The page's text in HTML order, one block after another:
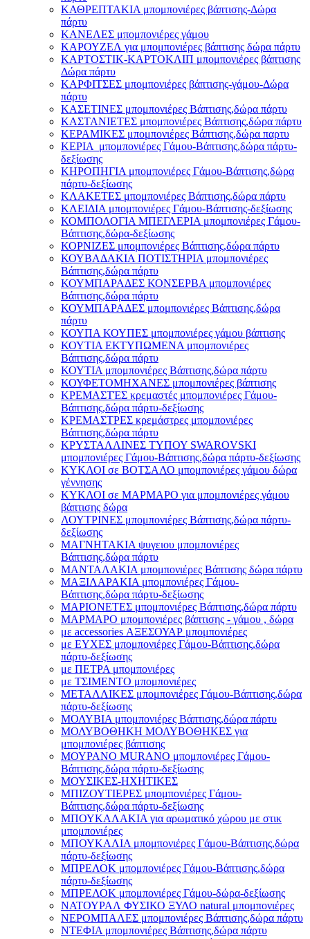
ΚΑΘΡΕΠΤΑΚΙΑ μπομπονιέρες βάπτισης-Δώρα
πάρτυ
ΚΑΝΕΛΕΣ μπομπονιέρες γάμου
ΚΑΡΟΥΖΕΛ για μπομπονιέρες βάπτισης δώρα πάρτυ
ΚΑΡΤΟΣΤΙΚ-ΚΑΡΤΟΚΛΙΠ μπομπονιέρες βάπτισης
Δώρα πάρτυ
ΚΑΡΦΙΤΣΕΣ μπομπονιέρες βάπτισης-γάμου-Δώρα
πάρτυ
ΚΑΣΕΤΙΝΕΣ μπομπονιέρες Βάπτισης,δώρα πάρτυ
ΚΑΣΤΑΝΙΕΤΕΣ μπομπονιέρες Βάπτισης,δώρα πάρτυ
ΚΕΡΑΜΙΚΕΣ μπομπονιέρες Βάπτισης,δώρα παρτυ
ΚΕΡΙΑ μπομπονιέρες Γάμου-Βάπτισης,δώρα πάρτυ-
δεξίωσης
ΚΗΡΟΠΗΓΙΑ μπομπονιέρες Γάμου-Βάπτισης,δώρα
πάρτυ-δεξίωσης
ΚΛΑΚΕΤΕΣ μπομπονιέρες Βάπτισης,δώρα πάρτυ
ΚΛΕΙΔΙΑ μπομπονιέρες Γάμου-Βάπτισης-δεξίωσης
ΚΟΜΠΟΛΟΓΙΑ ΜΠΕΓΛΕΡΙΑ μπομπονιέρες Γάμου-
Βάπτισης,δώρα-δεξίωσης
ΚΟΡΝΙΖΕΣ μπομπονιέρες Βάπτισης,δώρα πάρτυ
ΚΟΥΒΑΔΑΚΙΑ ΠΟΤΙΣΤΗΡΙΑ μπομπονιέρες
Βάπτισης,δώρα πάρτυ
ΚΟΥΜΠΑΡΑΔΕΣ ΚΟΝΣΕΡΒΑ μπομπονιέρες
Βάπτισης,δώρα πάρτυ
ΚΟΥΜΠΑΡΑΔΕΣ μπομπονιέρες Βάπτισης,δώρα
πάρτυ
ΚΟΥΠΑ ΚΟΥΠΕΣ μπομπονιέρες γάμου βάπτισης
ΚΟΥΤΙΑ ΕΚΤΥΠΩΜΕΝΑ μπομπονιέρες
Βάπτισης,δώρα πάρτυ
ΚΟΥΤΙΑ μπομπονιέρες Βάπτισης,δώρα πάρτυ
ΚΟΥΦΕΤΟΜΗΧΑΝΕΣ μπομπονιέρες βάπτισης
ΚΡΕΜΑΣΤΈΣ κρεμαστές μπομπονιέρες Γάμου-
Βάπτισης,δώρα πάρτυ-δεξίωσης
ΚΡΕΜΑΣΤΡΕΣ κρεμάστρες μπομπονιέρες
Βάπτισης,δώρα πάρτυ
ΚΡΥΣΤΑΛΛΙΝΕΣ ΤΥΠΟΥ SWAROVSKI
μπομπονιέρες Γάμου-Βάπτισης,δώρα πάρτυ-δεξίωσης
ΚΥΚΛΟΙ σε ΒΟΤΣΑΛΟ μπομπονιέρες γάμου δώρα
γέννησης
ΚΥΚΛΟΙ σε ΜΑΡΜΑΡΟ για μπομπονιέρες γάμου
βάπτισης δώρα
ΛΟΥΤΡΙΝΕΣ μπομπονιέρες Βάπτισης,δώρα πάρτυ-
δεξίωσης
ΜΑΓΝΗΤΑΚΙΑ ψυγειου μπομπονιέρες
Βάπτισης,δώρα πάρτυ
ΜΑΝΤΑΛΑΚΙΑ μπομπονιέρες Βάπτισης δώρα πάρτυ
ΜΑΞΙΛΑΡΑΚΙΑ μπομπονιέρες Γάμου-
Βάπτισης,δώρα πάρτυ-δεξίωσης
ΜΑΡΙΟΝΕΤΕΣ μπομπονιέρες Βάπτισης,δώρα πάρτυ
ΜΑΡΜΑΡΟ μπομπονιέρες βάπτισης - γάμου , δώρα
με accessories ΑΞΕΣΟΥΑΡ μπομπονιέρες
με ΕΥΧΕΣ μπομπονιέρες Γάμου-Βάπτισης,δώρα
πάρτυ-δεξίωσης
με ΠΕΤΡΑ μπομπονιέρες
με ΤΣΙΜΕΝΤΟ μπομπονιέρες
ΜΕΤΑΛΛΙΚΕΣ μπομπονιέρες Γάμου-Βάπτισης,δώρα
πάρτυ-δεξίωσης
ΜΟΛΥΒΙΑ μπομπονιέρες Βάπτισης,δώρα πάρτυ
ΜΟΛΥΒΟΘΗΚΗ ΜΟΛΥΒΟΘΗΚΕΣ για
μπομπονιέρες βάπτισης
ΜΟΥΡΑΝΟ MURANO μπομπονιέρες Γάμου-
Βάπτισης,δώρα πάρτυ-δεξίωσης
ΜΟΥΣΙΚΕΣ-ΗΧΗΤΙΚΕΣ
ΜΠΙΖΟΥΤΙΕΡΕΣ μπομπονιέρες Γάμου-
Βάπτισης,δώρα πάρτυ-δεξίωσης
ΜΠΟΥΚΑΛΑΚΙΑ για αρωματικό χώρου με στικ
μπομπονιέρες
ΜΠΟΥΚΑΛΙΑ μπομπονιέρες Γάμου-Βάπτισης,δώρα
πάρτυ-δεξίωσης
ΜΠΡΕΛΟΚ μπομπονιέρες Γάμου-Βάπτισης,δώρα
πάρτυ-δεξίωσης
ΜΠΡΕΛΟΚ μπομπονιέρες Γάμου-δώρα-δεξίωσης
ΝΑΤΟΥΡΑΛ ΦΥΣΙΚΟ ΞΥΛΟ natural μπομπονιέρες
ΝΕΡΟΜΠΑΛΕΣ μπομπονιέρες Βάπτισης,δώρα πάρτυ
ΝΤΕΦΙΑ μπομπονιέρες Βάπτισης,δώρα πάρτυ